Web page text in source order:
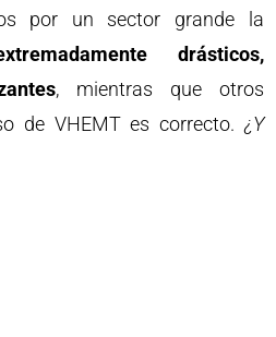
por un sector grande la
drásticos,
, mientras que otros
de VHEMT es correcto. ¿Y